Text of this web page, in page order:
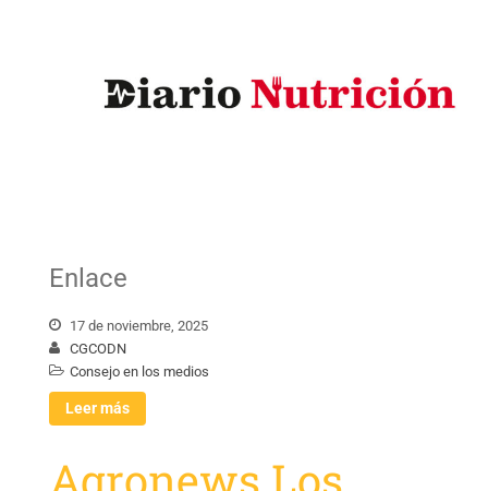
Enlace
17 de noviembre, 2025
CGCODN
Consejo en los medios
Leer más